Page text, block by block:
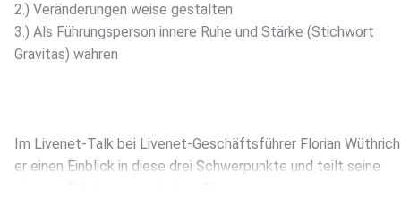
2.) Veränderungen weise gestalten
3.) Als Führungsperson innere Ruhe und Stärke (Stichwort
Gravitas) wahren
Im Livenet-Talk bei Livenet-Geschäftsführer Florian
er einen Einblick in diese drei Schwerpunkte und teilt seine